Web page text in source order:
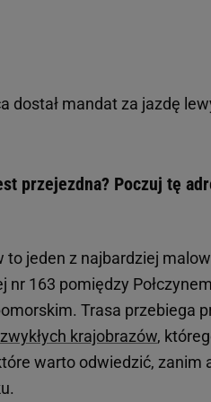
dostał mandat za jazdę
przejezdna? Poczuj tę
to jeden z najbardziej
nr 163 pomiędzy
Trasa przebiega
krajobrazów,
warto odwiedzić, zanim